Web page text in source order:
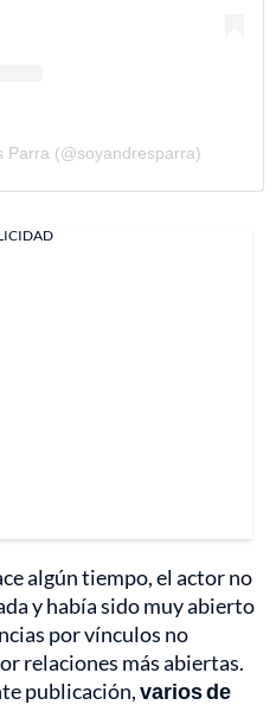
Parra (@soyandresparra)
algún tiempo, el actor no
y había sido muy abierto
por vínculos no
relaciones más abiertas.
publicación,varios de